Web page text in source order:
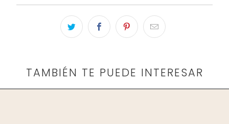
TAMBIÉN TE PUEDE INTERESAR